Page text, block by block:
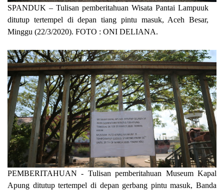
SPANDUK – Tulisan pemberitahuan Wisata Pantai Lampuuk
ditutup tertempel di depan tiang pintu masuk, Aceh Besar,
Minggu (22/3/2020). FOTO : ONI DELIANA.
PEMBERITAHUAN - Tulisan pemberitahuan Museum Kapal
Apung ditutup tertempel di depan gerbang pintu masuk, Banda